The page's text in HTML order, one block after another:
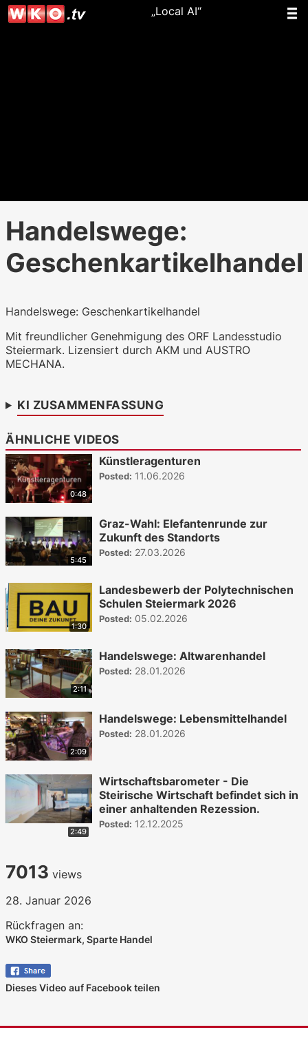
„Local AI“
Handelswege:
Geschenkartikelhandel
Handelswege: Geschenkartikelhandel
Mit freundlicher Genehmigung des ORF Landesstudio
Steiermark. Lizensiert durch AKM und AUSTRO
MECHANA.
KI ZUSAMMENFASSUNG
ÄHNLICHE VIDEOS
0:48
Künstleragenturen
Posted: 11.06.2026
5:45
Graz-Wahl: Elefantenrunde zur
Zukunft des Standorts
Posted: 27.03.2026
1:30
Landesbewerb der Polytechnischen
Schulen Steiermark 2026
Posted: 05.02.2026
2:11
Handelswege: Altwarenhandel
Posted: 28.01.2026
2:09
Handelswege: Lebensmittelhandel
Posted: 28.01.2026
2:49
Wirtschaftsbarometer - Die
Steirische Wirtschaft befindet sich in
einer anhaltenden Rezession.
Posted: 12.12.2025
7013 views
28. Januar 2026
Rückfragen an:
WKO Steiermark, Sparte Handel
Dieses Video auf Facebook teilen
26b-a4b-it, Blackwell)